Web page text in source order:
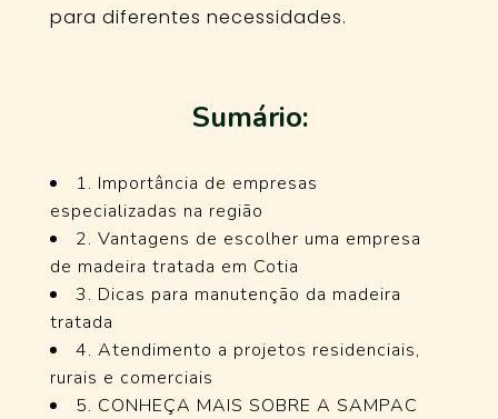
para diferentes necessidades.
Sumário:
1. Importância de empresas
especializadas na região
2. Vantagens de escolher uma empresa
de madeira tratada em Cotia
3. Dicas para manutenção da madeira
tratada
4. Atendimento a projetos residenciais,
rurais e comerciais
5. CONHEÇA MAIS SOBRE A SAMPAC